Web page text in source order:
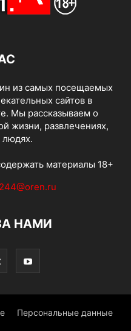
из самых посещаемых
сайтов в
Мы рассказываем о
жизни, развлечениях,
людях.
материалы 18+
НАМИ
Персональные данные